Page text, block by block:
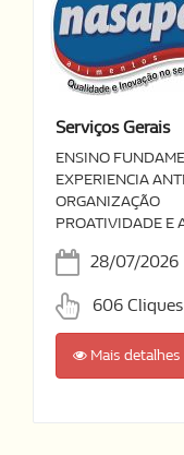
Serviços Gerais
ENSINO
EXPERIENCIA
ORGANIZAÇÃO
PROATIVIDADE E
28/07/2026
606 Cliques
Mais detalhes